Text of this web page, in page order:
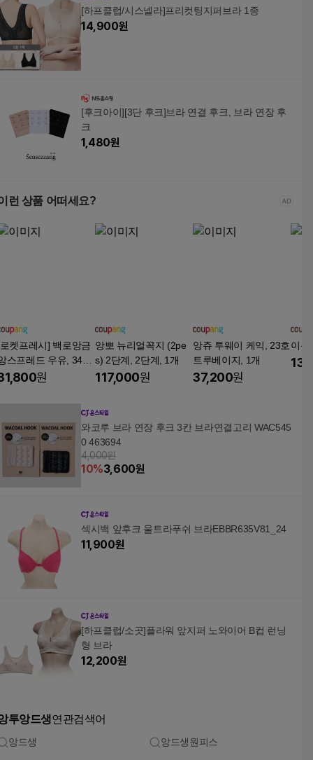
[하프클럽/시스넬라]프리컷팅지퍼브라 1종
14,900원
[후크아이][3단 후크]브라 연결 후크, 브라 연장 후
크
1,480원
런 상품 어떠세요?
켓프레시] 백로앙금
스프레드 우유, 340
2개
원
앙뽀 뉴리얼꼭지 (2pe
s) 2단계, 2단계, 1개
117,000원
앙쥬 투웨이 케익, 23호
트루베이지, 1개
37,200원
이온
와코루 브라 연장 후크 3칸 브라연결고리 WAC545
0 463694
4,000원
10%3,600원
섹시백 앞후크 울트라푸쉬 브라EBBR635V81_24
11,900원
[하프클럽/소곳]플라워 앞지퍼 노와이어 B컵 런닝
형 브라
12,200원
투앙드생연관검색어
앙드생 앙드생원피스